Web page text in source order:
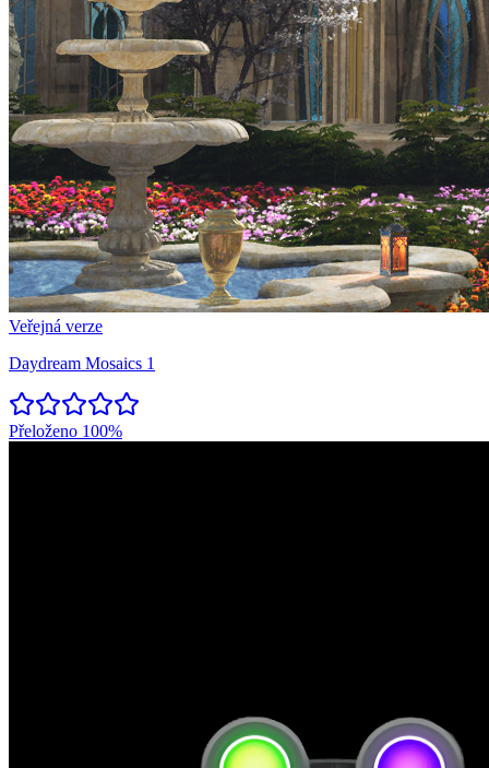
Veřejná verze
Daydream Mosaics 1
Přeloženo 100%